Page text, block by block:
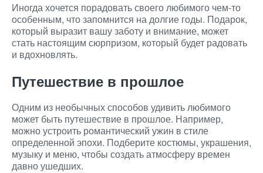
Иногда хочется порадовать своего любимого чем-то
особенным, что запомнится на долгие годы. Подарок,
который выразит вашу заботу и внимание, может
стать настоящим сюрпризом, который будет радовать
и вдохновлять.
Путешествие в прошлое
Одним из необычных способов удивить любимого
может быть путешествие в прошлое. Например,
можно устроить романтический ужин в стиле
определенной эпохи. Подберите костюмы, украшения,
музыку и меню, чтобы создать атмосферу времен
давно ушедших.